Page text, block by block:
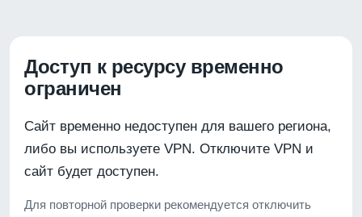
Доступ к ресурсу временно
ограничен
Сайт временно недоступен для вашего региона,
либо вы используете VPN. Отключите VPN и
сайт будет доступен.
Для повторной проверки рекомендуется отключить